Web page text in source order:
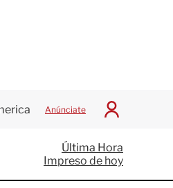
Anúnciate
I
c
i
a
Última Hora
Impreso de hoy